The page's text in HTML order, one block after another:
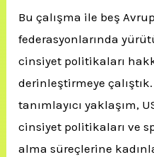
Bu çalışma ile beş
federasyonlarında
cinsiyet politikaları
derinleştirmeye
tanımlayıcı yaklaşım,
cinsiyet politikaları ve
alma süreçlerine